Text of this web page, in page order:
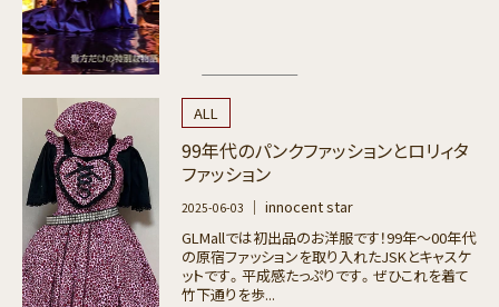
ALL
99年代のパンクファッションとロリィタ
ファッション
2025-06-03
｜ innocent star
GLMallでは初出品のお洋服です！99年〜00年代
の原宿ファッションを取り入れたJSKとキャスケ
ットです。平成感たっぷりです。ぜひこれを着て
竹下通りを歩...